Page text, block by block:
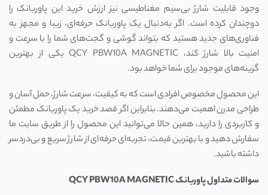
وجود قابلیت شارژ بی‌سیم مغناطیسی نیز ارزش خرید این پاوربانک را
دوچندان کرده است. اگر به‌دنبال یک پاوربانک حرفه‌ای، زیبا و مجهز به
فناوری‌های جدید هستید که بتواند گوشی و گجت‌های شما را با سرعت و
امنیت بالا شارژ کند، QCY PBW10A MAGNETIC یکی از بهترین
گزینه‌های موجود برای شما خواهد بود.
این محصول مخصوص افرادی است که به کیفیت، سرعت شارژ، حمل آسان و
طراحی مدرن اهمیت می‌دهند. بنابراین اگر قصد خرید یک پاوربانک مطمئن
و کاربردی را دارید، همین حالا می‌توانید این محصول را از طریق سایت ما
سفارش دهید و با بهترین قیمت، تجربه‌ای حرفه‌ای از شارژ سریع و بی‌دردسر
داشته باشید.
سوالات متداول پاوربانک